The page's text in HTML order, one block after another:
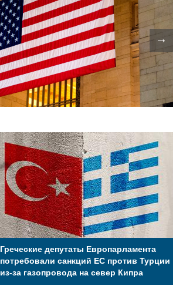
→
Греческие депутаты Европарламента
потребовали санкций ЕС против Турции
из-за газопровода на север Кипра